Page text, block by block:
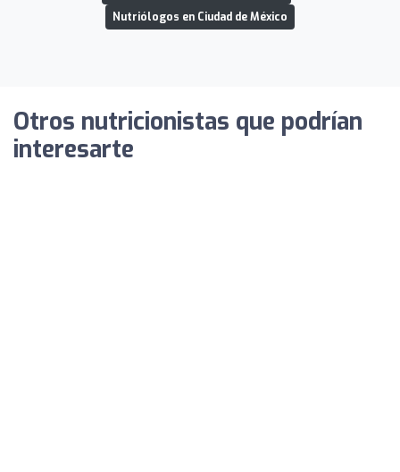
Nutriólogos en Ciudad de México
Otros nutricionistas que podrían
interesarte